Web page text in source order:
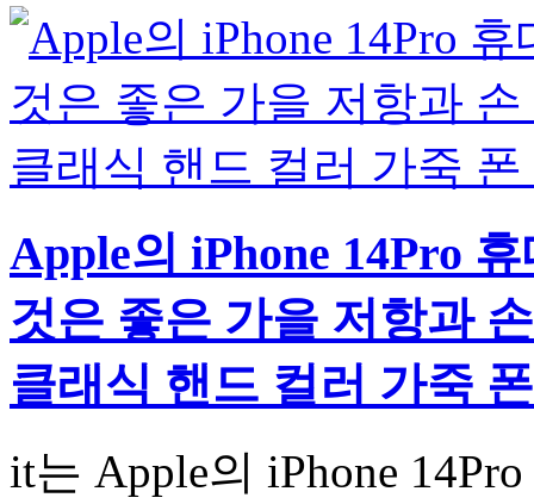
Apple의 iPhone 14Pro
것은 좋은 가을 저항과
클래식 핸드 컬러 가죽
it는 Apple의 iPhone